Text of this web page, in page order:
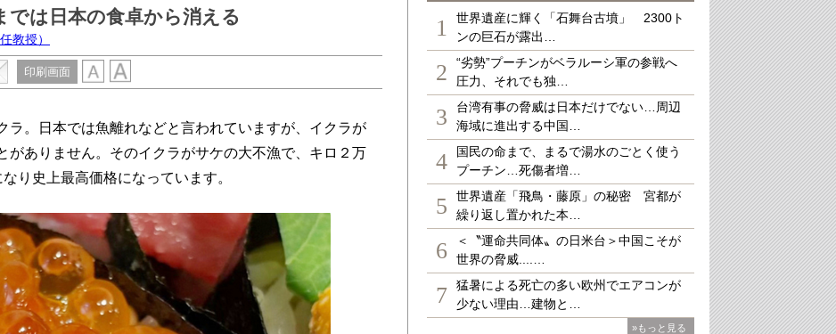
では日本の食卓から消える
教授）
印刷画面
。日本では魚離れなどと言われていますが、イクラが
がありません。そのイクラがサケの大不漁で、キロ２万
り史上最高価格になっています。
1
世界遺産に輝く「石舞台古墳」 2300ト
ンの巨石が露出…
2
“劣勢”プーチンがベラルーシ軍の参戦へ
圧力、それでも独…
3
台湾有事の脅威は日本だけでない…周辺
海域に進出する中国…
4
国民の命まで、まるで湯水のごとく使う
プーチン…死傷者増…
5
世界遺産「飛鳥・藤原」の秘密 宮都が
繰り返し置かれた本…
6
＜〝運命共同体〟の日米台＞中国こそが
世界の脅威....…
7
猛暑による死亡の多い欧州でエアコンが
少ない理由…建物と…
»もっと見る